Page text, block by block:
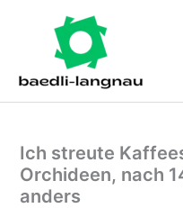
Ich streute
Orchideen, nach
anders